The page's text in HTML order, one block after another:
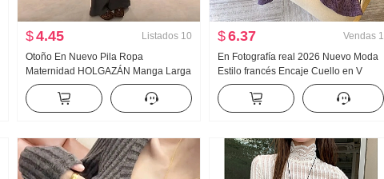
$4.45 Listados 10
Otoño En Nuevo Pila Ropa
Maternidad HOLGAZÁN Manga Larga
Chaleco Pantalones de pierna ancha
Conjunto de tres piezas Conjunto
$6.37 Vendas 1
En Fotografía real 2026 Nuevo Moda
Estilo francés Encaje Cuello en V
Manga acampanada LANA Borde
deshilachado Diseño Sentido
Ajustado Adelgazante Top